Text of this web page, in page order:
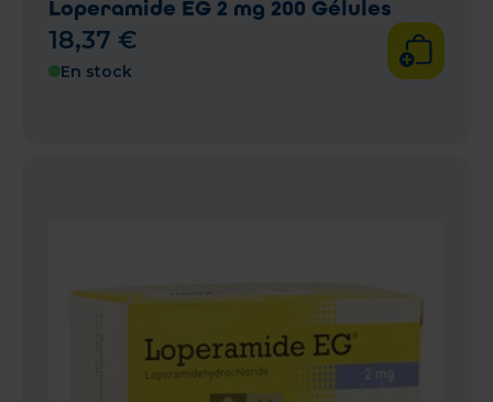
Loperamide EG 2 mg 200 Gélules
18,37 €
En stock